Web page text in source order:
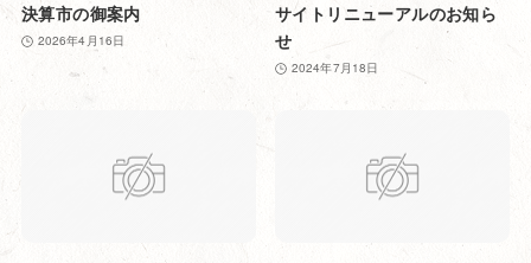
決算市の御案内
2026年4月16日
サイトリニューアルのお知ら
せ
2024年7月18日